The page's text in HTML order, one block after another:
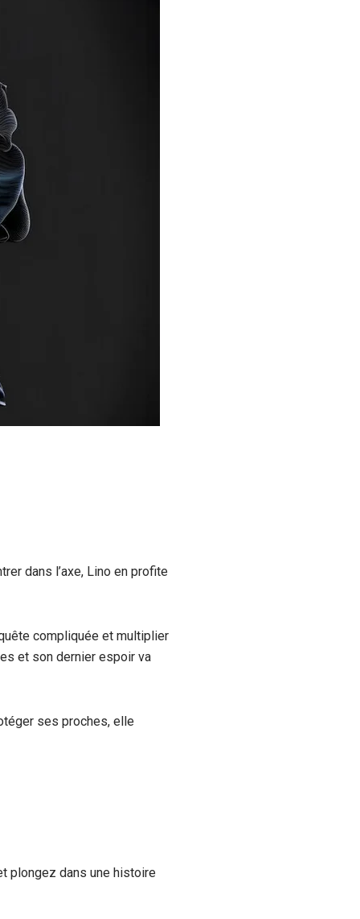
dans l’axe, Lino en profite
compliquée et multiplier
et son dernier espoir va
ses proches, elle
plongez dans une histoire